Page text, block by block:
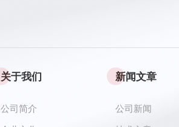
关于我们
公司简介
新闻文章
公司新闻